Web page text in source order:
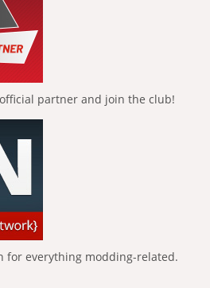
partner and join the club!
for everything modding-related.